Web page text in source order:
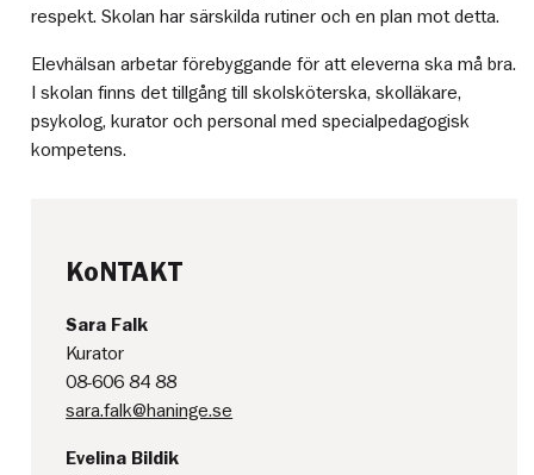
respekt. Skolan har särskilda rutiner och en plan mot detta.
Elevhälsan arbetar förebyggande för att eleverna ska må bra.
I skolan finns det tillgång till skolsköterska, skolläkare,
psykolog, kurator och personal med specialpedagogisk
kompetens.
KoNTAKT
Sara Falk
Kurator
08-606 84 88
sara.falk@haninge.se
Evelina Bildik